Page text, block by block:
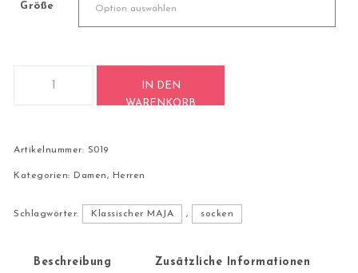
Größe
IN DEN
WARENKORB
Artikelnummer: S019
Kategorien: Damen, Herren
Schlagwörter: Klassischer MAJA , socken
Beschreibung Zusätzliche Informationen